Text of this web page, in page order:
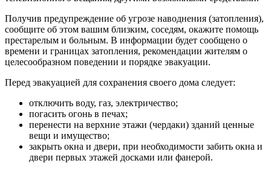
Получив предупреждение об угрозе наводнения (затопления),
сообщите об этом вашим близким, соседям, окажите помощь
престарелым и больным. В информации будет сообщено о
времени и границах затопления, рекомендации жителям о
целесообразном поведении и порядке эвакуации.
Перед эвакуацией для сохранения своего дома следует:
отключить воду, газ, электричество;
погасить огонь в печах;
перенести на верхние этажи (чердаки) зданий ценные
вещи и имущество;
закрыть окна и двери, при необходимости забить окна и
двери первых этажей досками или фанерой.